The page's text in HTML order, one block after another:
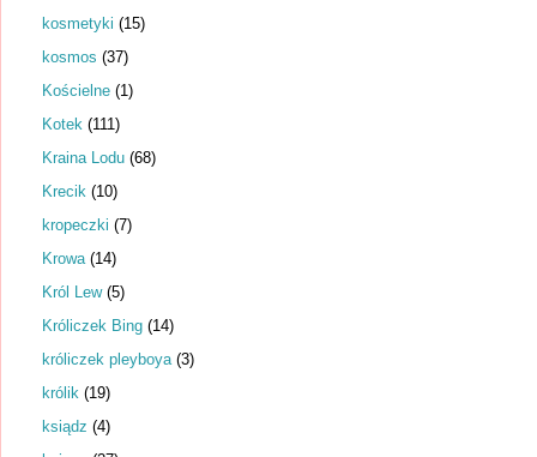
kosmetyki (15)
kosmos (37)
Kościelne (1)
Kotek (111)
Kraina Lodu (68)
Krecik (10)
kropeczki (7)
Krowa (14)
Król Lew (5)
Króliczek Bing (14)
króliczek pleyboya (3)
królik (19)
ksiądz (4)